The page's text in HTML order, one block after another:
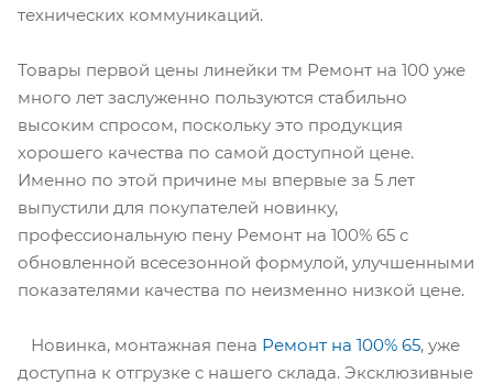
технических коммуникаций.
Товары первой цены линейки тм Ремонт на 100 уже
много лет заслуженно пользуются стабильно
высоким спросом, поскольку это продукция
хорошего качества по самой доступной цене.
Именно по этой причине мы впервые за 5 лет
выпустили для покупателей новинку,
профессиональную пену Ремонт на 100% 65 с
обновленной всесезонной формулой, улучшенными
показателями качества по неизменно низкой цене.
Новинка, монтажная пена Ремонт на 100% 65, уже
доступна к отгрузке с нашего склада. Эксклюзивные